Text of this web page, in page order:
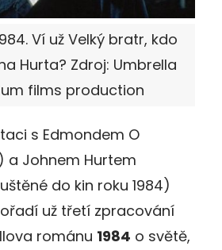
Ví už Velký bratr, kdo
Hurta? Zdroj: Umbrella
films production
s Edmondem O
a Johnem Hurtem
do kin roku 1984)
už třetí zpracování
románu 1984 o světě,